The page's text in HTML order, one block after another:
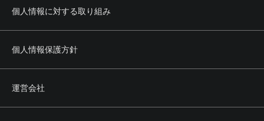
個人情報に対する取り組み
個人情報保護方針
運営会社